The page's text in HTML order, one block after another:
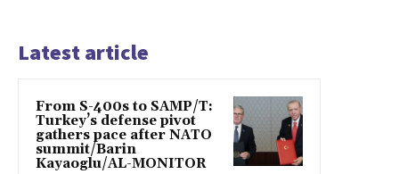
Latest article
From S-400s to SAMP/T:
Turkey’s defense pivot
gathers pace after NATO
summit/Barin
Kayaoglu/AL-MONITOR